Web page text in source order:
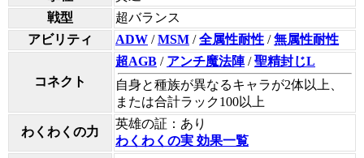
戦型
超バランス
アビリティ
ADW /MSM /全属性耐性 /無属性耐性
コネクト
超AGB / アンチ魔法陣/聖精封じL
自身と種族が異なるキャラが2体以上、
または合計ラック100以上
わくわくの力
英雄の証：あり
わくわくの実 効果一覧